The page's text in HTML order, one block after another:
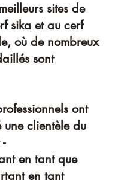
sites de
sika et au cerf
où de nombreux
sont
ont
clientèle du
en tant que
en tant